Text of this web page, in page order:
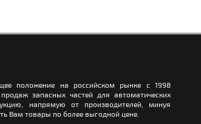
положение на российском рынке с 1998
запасных частей для автоматических
напрямую от производителей, минуя
Вам товары по более выгодной цене.